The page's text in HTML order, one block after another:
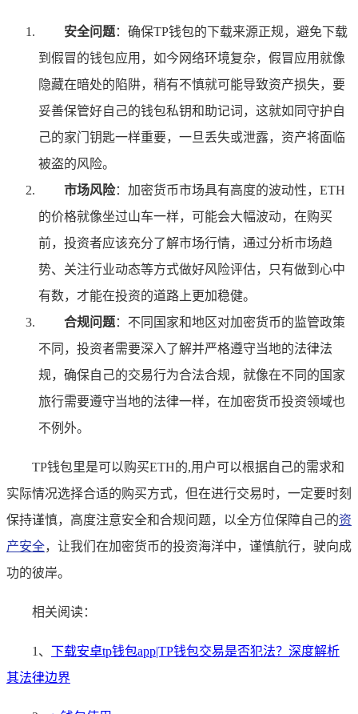
安全问题：确保TP钱包的下载来源正规，避免下载
到假冒的钱包应用，如今网络环境复杂，假冒应用就像
隐藏在暗处的陷阱，稍有不慎就可能导致资产损失，要
妥善保管好自己的钱包私钥和助记词，这就如同守护自
己的家门钥匙一样重要，一旦丢失或泄露，资产将面临
被盗的风险。
市场风险：加密货币市场具有高度的波动性，ETH
的价格就像坐过山车一样，可能会大幅波动，在购买
前，投资者应该充分了解市场行情，通过分析市场趋
势、关注行业动态等方式做好风险评估，只有做到心中
有数，才能在投资的道路上更加稳健。
合规问题：不同国家和地区对加密货币的监管政策
不同，投资者需要深入了解并严格遵守当地的法律法
规，确保自己的交易行为合法合规，就像在不同的国家
旅行需要遵守当地的法律一样，在加密货币投资领域也
不例外。
TP钱包里是可以购买ETH的,用户可以根据自己的需求和
实际情况选择合适的购买方式，但在进行交易时，一定要时刻
保持谨慎，高度注意安全和合规问题，以全方位保障自己的资
产安全，让我们在加密货币的投资海洋中，谨慎航行，驶向成
功的彼岸。
相关阅读：
1、 下载安卓tp钱包app|TP钱包交易是否犯法？深度解析
其法律边界